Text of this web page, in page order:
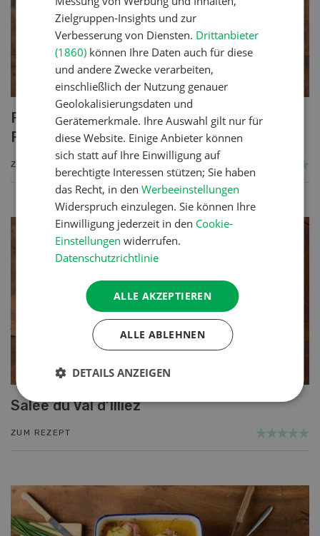
Poulet mit Spinat-Dörrtomaten-
Rahmsauce
ZUM REZEPT
Salée du Val d’Illiez
ZUM REZEPT
Zielgruppen-Insights und zur
Verbesserung von Diensten. Drittanbieter
(1860) können Ihre Daten auch für diese
und andere Zwecke verarbeiten,
einschließlich der Nutzung genauer
Geolokalisierungsdaten und
Gerätemerkmale. Ihre Auswahl gilt nur für
diese Website. Einige Anbieter können
sich statt auf Ihre Einwilligung auf
berechtigte Interessen stützen; Sie haben
das Recht, in denWerbeeinstellungen
Widerspruch einzulegen. Sie können Ihre
Einwilligung jederzeit in den Cookie-
Einstellungen widerrufen.
Datenschutzrichtlinie
ALLE AKZEPTIEREN
ALLE ABLEHNEN
DETAILS ANZEIGEN